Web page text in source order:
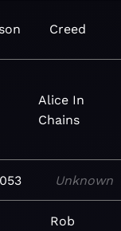
Creed
Alice In
Chains
Unknown
Rob